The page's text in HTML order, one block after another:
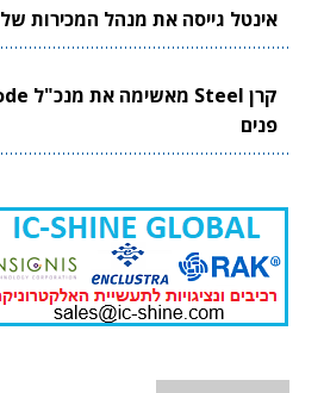
אינטל גייסה את מנהל המכירות
פנים